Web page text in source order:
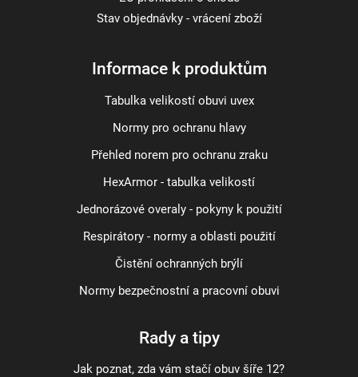
Stav objednávky - vrácení zboží
Informace k produktům
Tabulka velikostí obuvi uvex
Normy pro ochranu hlavy
Přehled norem pro ochranu zraku
HexArmor - tabulka velikostí
Jednorázové overaly - pokyny k použití
Respirátory - normy a oblasti použití
Čistění ochranných brýlí
Normy bezpečnostní a pracovní obuvi
Rady a tipy
Jak poznat, zda vám stačí obuv šíře 12?